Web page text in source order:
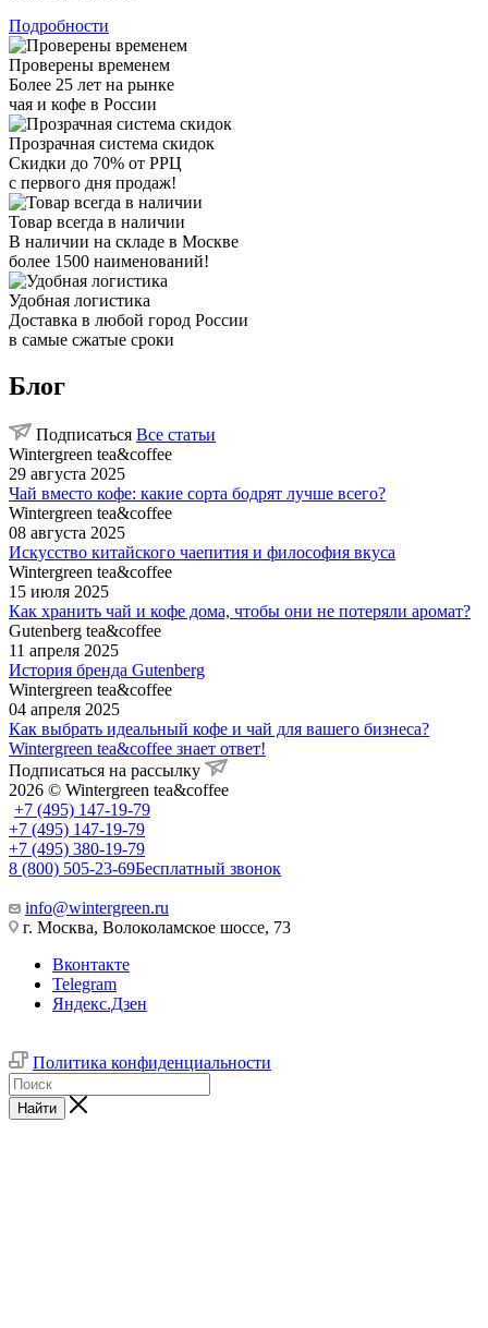
Подробности
Проверены временем
Более 25 лет на рынке
чая и кофе в России
Прозрачная система скидок
Скидки до 70% от РРЦ
с первого дня продаж!
Товар всегда в наличии
В наличии на складе в Москве
более 1500 наименований!
Удобная логистика
Доставка в любой город России
в самые сжатые сроки
Блог
Подписаться Все статьи
Wintergreen tea&coffee
29 августа 2025
Чай вместо кофе: какие сорта бодрят лучше всего?
Wintergreen tea&coffee
08 августа 2025
Искусство китайского чаепития и философия вкуса
Wintergreen tea&coffee
15 июля 2025
Как хранить чай и кофе дома, чтобы они не потеряли аромат?
Gutenberg tea&coffee
11 апреля 2025
История бренда Gutenberg
Wintergreen tea&coffee
04 апреля 2025
Как выбрать идеальный кофе и чай для вашего бизнеса?
Wintergreen tea&coffee знает ответ!
Подписаться на рассылку
2026 © Wintergreen tea&coffee
+7 (495) 147-19-79
+7 (495) 147-19-79
+7 (495) 380-19-79
8 (800) 505-23-69Бесплатный звонок
info@wintergreen.ru
г. Москва, Волоколамское шоссе, 73
Вконтакте
Telegram
Яндекс.Дзен
Политика конфиденциальности
Найти